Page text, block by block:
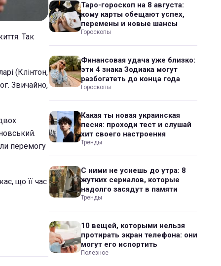
Так
(Клінтон,
Звичайно,
перемогу
що її час
Таро-гороскоп на 8 августа:
кому карты обещают успех,
перемены и новые шансы
Гороскопы
Финансовая удача уже близко:
эти 4 знака Зодиака могут
разбогатеть до конца года
Гороскопы
Какая ты новая украинская
песня: проходи тест и слушай
хит своего настроения
Тренды
С ними не уснешь до утра: 8
жутких сериалов, которые
надолго засядут в памяти
Тренды
10 вещей, которыми нельзя
протирать экран телефона: они
могут его испортить
Полезное